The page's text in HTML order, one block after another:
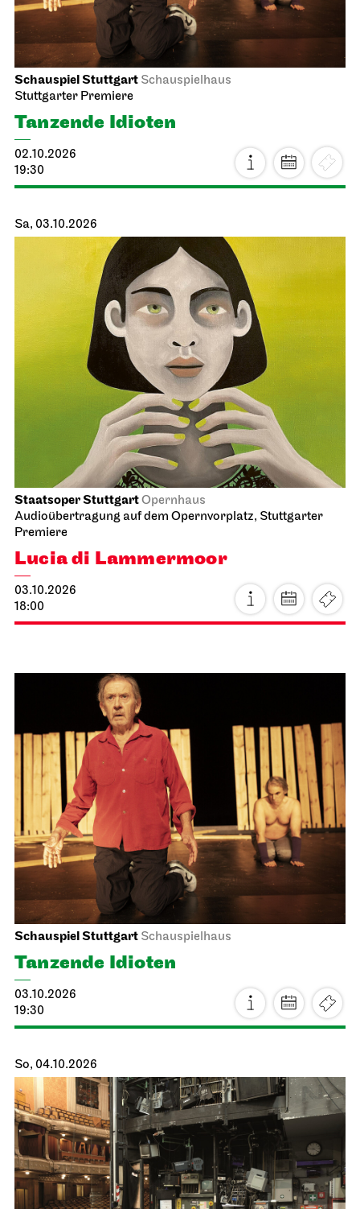
Schauspiel Stuttgart Schauspielhaus
Stuttgarter Premiere
Tanzende Idioten
02.10.2026
19:30
Sa, 03.10.2026
Staatsoper StuttgartOpernhaus
Audioübertragung auf dem Opernvorplatz, Stuttgarter
Premiere
Lucia di Lammermoor
03.10.2026
18:00
Schauspiel Stuttgart Schauspielhaus
Tanzende Idioten
03.10.2026
19:30
So, 04.10.2026